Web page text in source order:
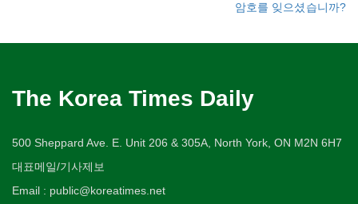
암호를 잊으셨습니까?
The Korea Times Daily
500 Sheppard Ave. E. Unit 206 & 305A, North York, ON M2N 6H7
대표메일/기사제보
Email : public@koreatimes.net